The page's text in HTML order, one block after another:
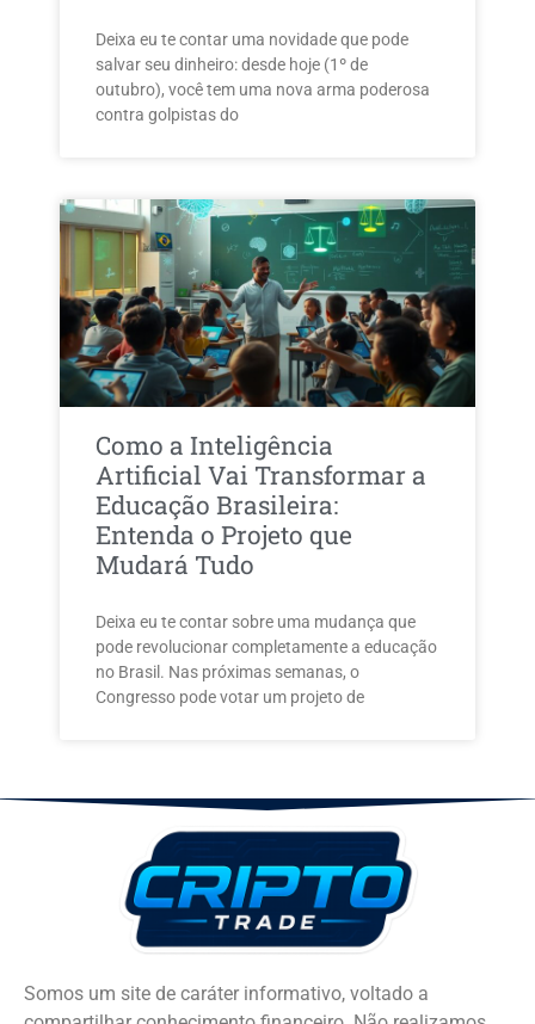
Deixa eu te contar uma novidade que pode
salvar seu dinheiro: desde hoje (1º de
outubro), você tem uma nova arma poderosa
contra golpistas do
Como a Inteligência
Artificial Vai Transformar a
Educação Brasileira:
Entenda o Projeto que
Mudará Tudo
Deixa eu te contar sobre uma mudança que
pode revolucionar completamente a educação
no Brasil. Nas próximas semanas, o
Congresso pode votar um projeto de
Somos um site de caráter informativo, voltado a